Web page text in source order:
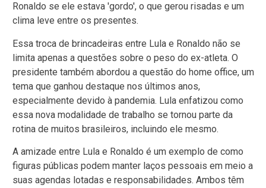
Ronaldo se ele estava 'gordo', o que gerou risadas e um
clima leve entre os presentes.
Essa troca de brincadeiras entre Lula e Ronaldo não se
limita apenas a questões sobre o peso do ex-atleta. O
presidente também abordou a questão do home office, um
tema que ganhou destaque nos últimos anos,
especialmente devido à pandemia. Lula enfatizou como
essa nova modalidade de trabalho se tornou parte da
rotina de muitos brasileiros, incluindo ele mesmo.
A amizade entre Lula e Ronaldo é um exemplo de como
figuras públicas podem manter laços pessoais em meio a
suas agendas lotadas e responsabilidades. Ambos têm